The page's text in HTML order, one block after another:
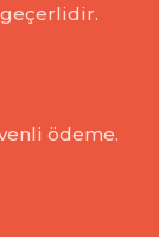
ödeme.